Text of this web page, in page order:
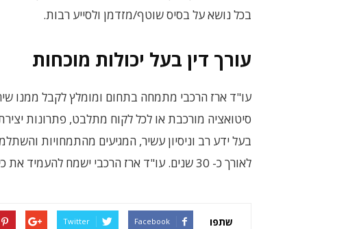
בכל נושא על בסיס שוטף/מזדמן ולסייע רבות.
עורך דין בעל יכולות מוכחות
עו"ד ארז הרכבי מתמחה בתחום ומומלץ לקבל ממנו
סיטואציה מורכבת או לכל לקוח מתלבט, פתרונות
בעל ידע רב וניסיון עשיר, המגיעים מהתמחויות
לאורך כ- 30 שנים. עו"ד ארז הרכבי ישמח להעמיד את כישוריו ויכולותיו המוכחות לטובת לקוחותיו.
שתפו Facebook
Twitter